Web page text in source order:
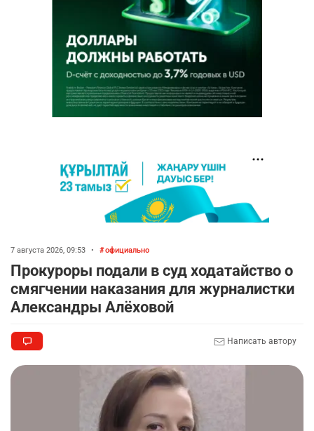
7 августа 2026, 09:53 • официально
Прокуроры подали в суд ходатайство о
смягчении наказания для журналистки
Александры Алёховой
Написать автору